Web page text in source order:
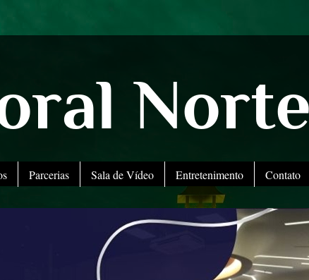
Parcerias Sala de Vídeo Entretenimento Contato